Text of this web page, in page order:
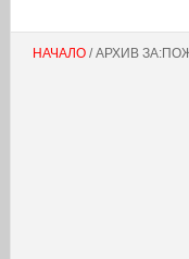
НАЧАЛО/ АРХИВ